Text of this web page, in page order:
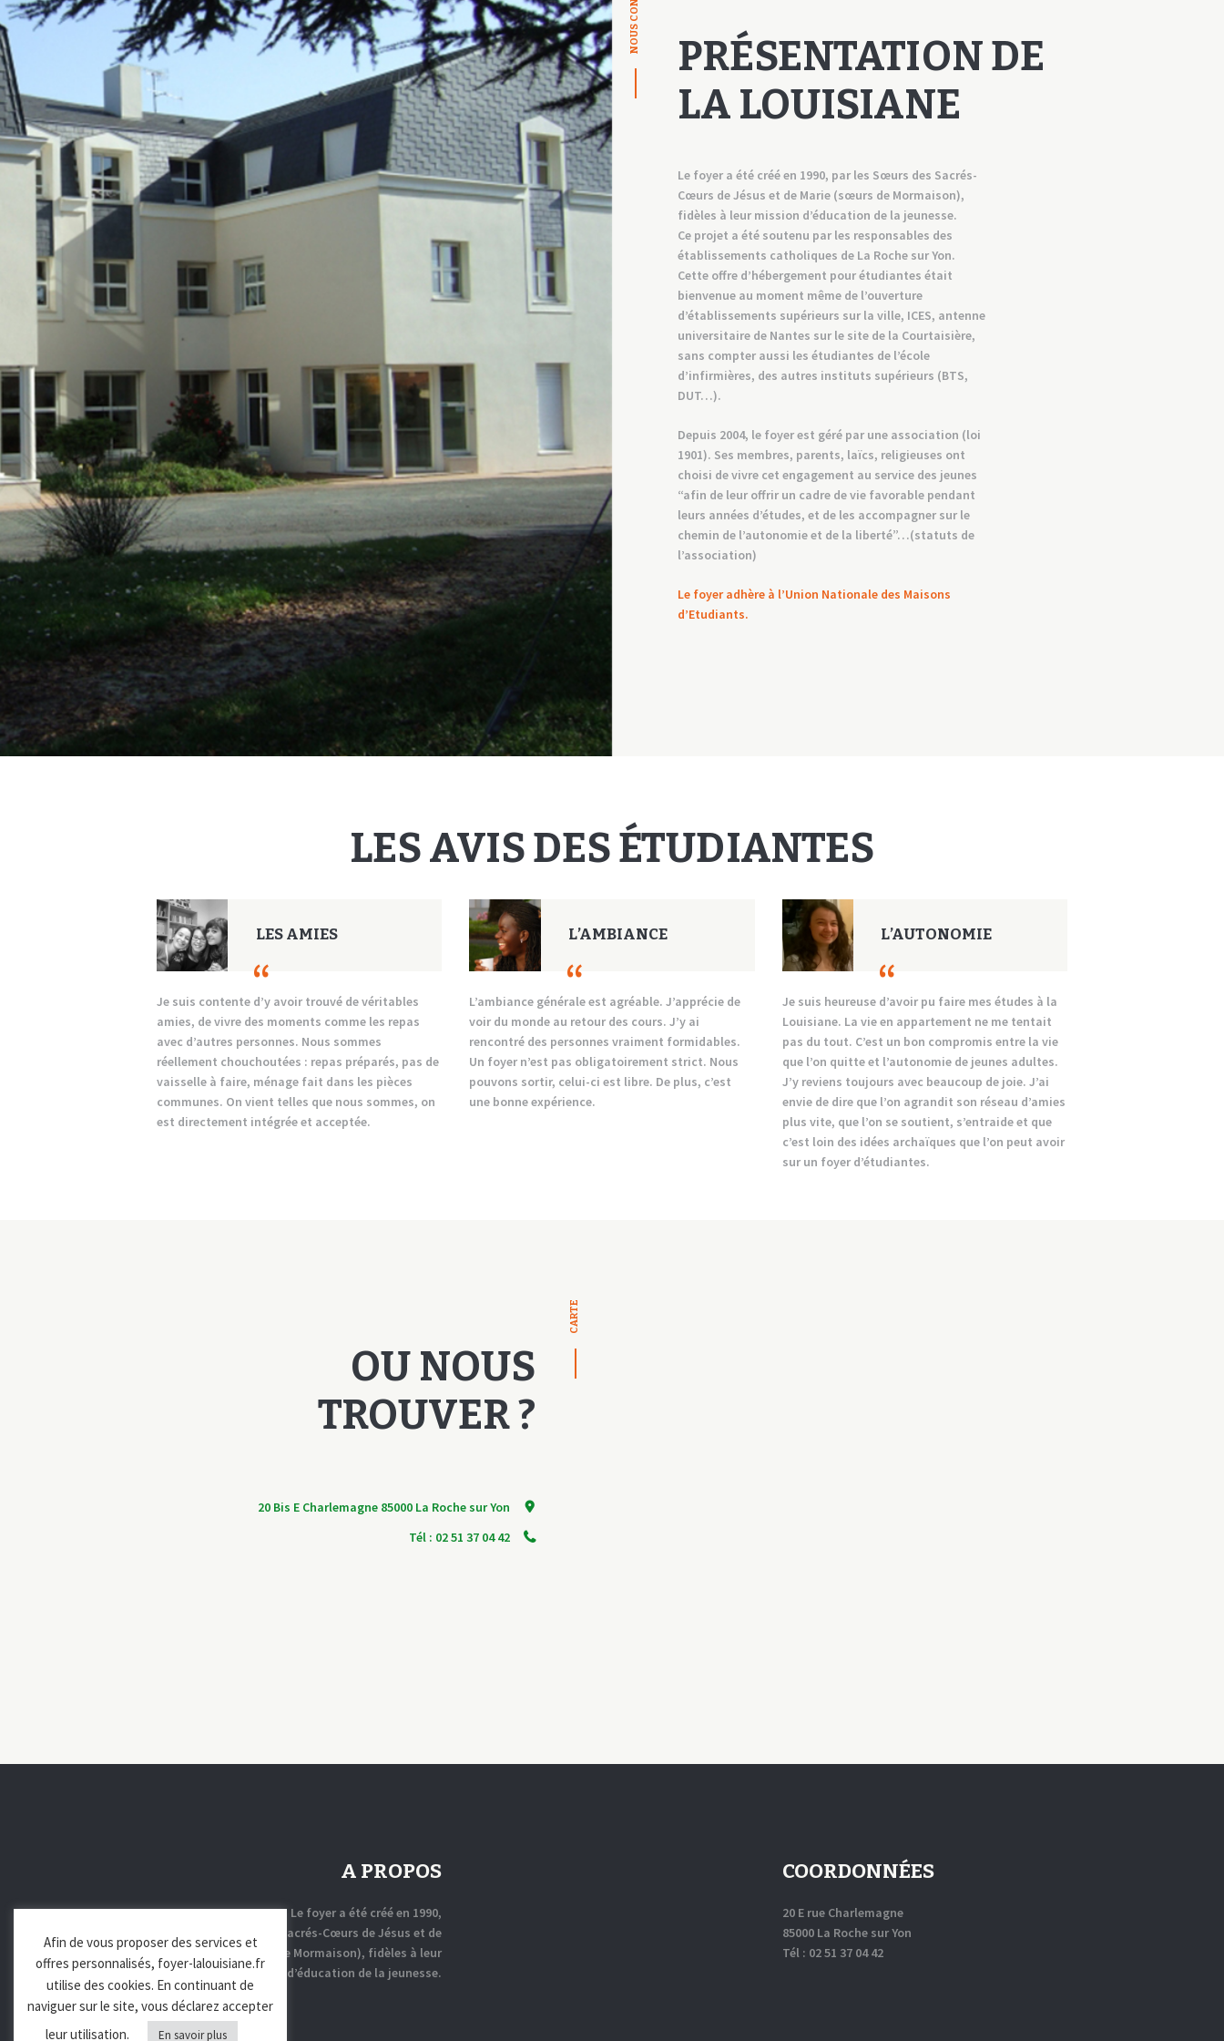
CONTACT
PRÉSENTATION DE
LA LOUISIANE
Le foyer a été créé en 1990, par les Sœurs des Sacrés-
Cœurs de Jésus et de Marie (sœurs de Mormaison),
fidèles à leur mission d’éducation de la jeunesse.
Ce projet a été soutenu par les responsables des
établissements catholiques de La Roche sur Yon.
Cette offre d’hébergement pour étudiantes était
bienvenue au moment même de l’ouverture
d’établissements supérieurs sur la ville, ICES, antenne
universitaire de Nantes sur le site de la Courtaisière,
sans compter aussi les étudiantes de l’école
d’infirmières, des autres instituts supérieurs (BTS,
DUT…).
Depuis 2004, le foyer est géré par une association (loi
1901). Ses membres, parents, laïcs, religieuses ont
choisi de vivre cet engagement au service des jeunes
“afin de leur offrir un cadre de vie favorable pendant
leurs années d’études, et de les accompagner sur le
chemin de l’autonomie et de la liberté”…(statuts de
l’association)
Le foyer adhère à l’Union Nationale des Maisons
d’Etudiants.
LES AVIS DES ÉTUDIANTES
LES AMIES
Je suis contente d’y avoir trouvé de véritables
amies, de vivre des moments comme les repas
avec d’autres personnes. Nous sommes
réellement chouchoutées : repas préparés, pas de
vaisselle à faire, ménage fait dans les pièces
communes. On vient telles que nous sommes, on
est directement intégrée et acceptée.
L’AMBIANCE
L’ambiance générale est agréable. J’apprécie de
voir du monde au retour des cours. J’y ai
rencontré des personnes vraiment formidables.
Un foyer n’est pas obligatoirement strict. Nous
pouvons sortir, celui-ci est libre. De plus, c’est
une bonne expérience.
L’AUTONOMIE
Je suis heureuse d’avoir pu faire mes études à la
Louisiane. La vie en appartement ne me tentait
pas du tout. C’est un bon compromis entre la vie
que l’on quitte et l’autonomie de jeunes adultes.
J’y reviens toujours avec beaucoup de joie. J’ai
envie de dire que l’on agrandit son réseau d’amies
plus vite, que l’on se soutient, s’entraide et que
c’est loin des idées archaïques que l’on peut avoir
sur un foyer d’étudiantes.
CARTE
OU NOUS
TROUVER ?
20 Bis E Charlemagne 85000 La Roche sur Yon
Tél : 02 51 37 04 42
A PROPOS
Le foyer a été créé en 1990,
par les Sœurs des Sacrés-Cœurs de Jésus et de
Marie (sœurs de Mormaison), fidèles à leur
mission d’éducation de la jeunesse.
COORDONNÉES
20 E rue Charlemagne
85000 La Roche sur Yon
Tél : 02 51 37 04 42
Afin de vous proposer des services et
offres personnalisés, foyer-lalouisiane.fr
utilise des cookies. En continuant de
naviguer sur le site, vous déclarez accepter
leur utilisation.
En savoir plus